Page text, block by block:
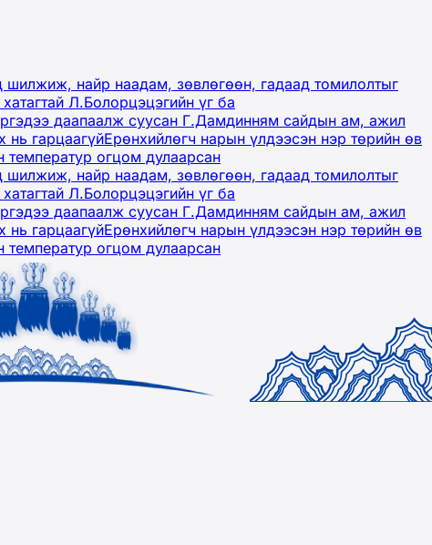
шилжиж, найр наадам, зөвлөгөөн, гадаад томилолтыг
Л.Болорцэцэгийн үг ба
даапаалж суусан Г.Дамдинням сайдын ам, ажил
нь гарцаагүйЕрөнхийлөгч нарын үлдээсэн нэр төрийн өв
огцом дулаарсан
шилжиж, найр наадам, зөвлөгөөн, гадаад томилолтыг
Л.Болорцэцэгийн үг ба
даапаалж суусан Г.Дамдинням сайдын ам, ажил
нь гарцаагүйЕрөнхийлөгч нарын үлдээсэн нэр төрийн өв
огцом дулаарсан